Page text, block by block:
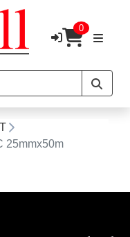
0
25mmx50m